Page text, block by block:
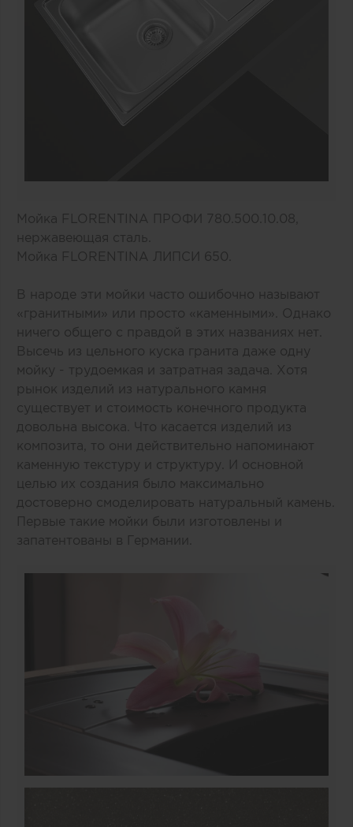
Мойка FLORENTINA ПРОФИ 780.500.10.08
нержавеющая сталь.
Мойка FLORENTINA ЛИПСИ 650
В народе эти мойки часто ошибочно называют
«гранитными» или просто «каменными». Однако
ничего общего с правдой в этих названиях нет.
Высечь из цельного куска гранита даже одну
мойку - трудоемкая и затратная задача. Хотя
рынок изделий из натурального камня
существует и стоимость конечного продукта
довольна высока. Что касается изделий из
композита, то они действительно напоминают
каменную текстуру и структуру. И основной
целью их создания было максимально
достоверно смоделировать натуральный камень.
Первые такие мойки были изготовлены и
запатентованы в Германии.